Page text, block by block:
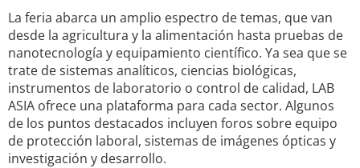
La feria abarca un amplio espectro de temas, que van
desde la agricultura y la alimentación hasta pruebas de
nanotecnología y equipamiento científico. Ya sea que se
trate de sistemas analíticos, ciencias biológicas,
instrumentos de laboratorio o control de calidad, LAB
ASIA ofrece una plataforma para cada sector. Algunos
de los puntos destacados incluyen foros sobre equipo
de protección laboral, sistemas de imágenes ópticas y
investigación y desarrollo.